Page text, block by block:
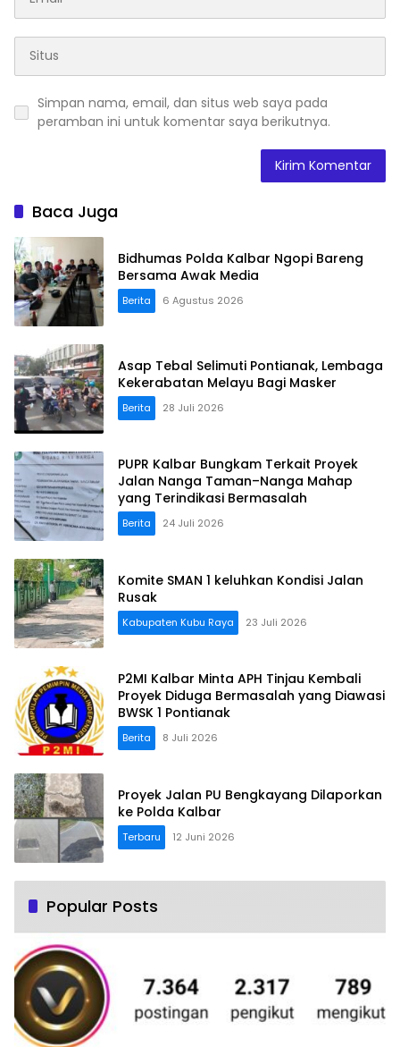
Simpan nama, email, dan situs web saya pada
peramban ini untuk komentar saya berikutnya.
Baca Juga
Bidhumas Polda Kalbar Ngopi Bareng
Bersama Awak Media
Berita 6 Agustus 2026
Asap Tebal Selimuti Pontianak, Lembaga
Kekerabatan Melayu Bagi Masker
Berita 28 Juli 2026
PUPR Kalbar Bungkam Terkait Proyek
Jalan Nanga Taman–Nanga Mahap
yang Terindikasi Bermasalah
Berita 24 Juli 2026
Komite SMAN 1 keluhkan Kondisi Jalan
Rusak
Kabupaten Kubu Raya 23 Juli 2026
P2MI Kalbar Minta APH Tinjau Kembali
Proyek Diduga Bermasalah yang Diawasi
BWSK 1 Pontianak
Berita 8 Juli 2026
Proyek Jalan PU Bengkayang Dilaporkan
ke Polda Kalbar
Terbaru 12 Juni 2026
Popular Posts